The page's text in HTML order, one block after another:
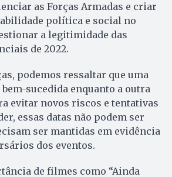
as Forças Armadas e criar
política e social no
a legitimidade das
de 2022.
podemos ressaltar que uma
sucedida enquanto a outra
evitar novos riscos e tentativas
essas datas não podem ser
ser mantidas em evidência
dos eventos.
de filmes como “Ainda